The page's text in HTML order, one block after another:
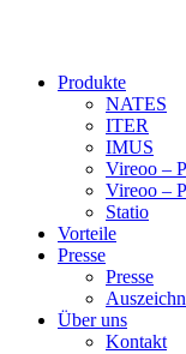
Produkte
NATES
ITER
IMUS
Vireoo –
Vireoo –
Statio
Vorteile
Presse
Presse
Über uns
Kontakt